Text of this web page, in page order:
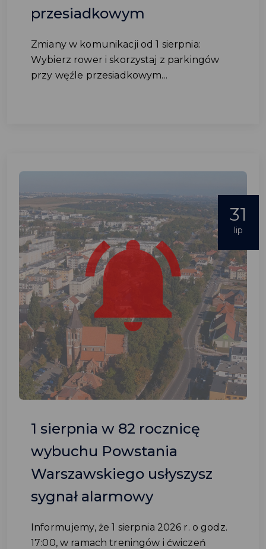
przesiadkowym
Zmiany w komunikacji od 1 sierpnia:
Wybierz rower i skorzystaj z parkingów
przy węźle przesiadkowym...
31
lip
1 sierpnia w 82 rocznicę
wybuchu Powstania
Warszawskiego usłyszysz
sygnał alarmowy
Informujemy, że 1 sierpnia 2026 r. o godz.
17:00, w ramach treningów i ćwiczeń